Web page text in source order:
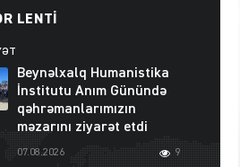
LENTI
Beynəlxalq Humanistika
İnstitutu Anım Günündə
qəhrəmanlarımızın
məzarını ziyarət etdi
07.08.2026 9